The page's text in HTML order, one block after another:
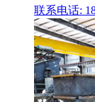
联系电话: